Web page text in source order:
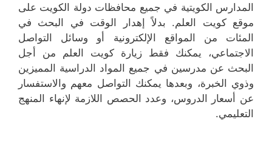
المدارس الكويتية في جميع محافظات دولة الكويت على
موقع كويت العلم. بدلاً إهدار الوقت في البحث في
المئات من المواقع الإلكترونية أو وسائل التواصل
الاجتماعي، يمكنك فقط زيارة كويت العلم من أجل
البحث عن مدرسين في جميع المواد الدراسية المميزين
وذوي الخبرة، وبعدها يمكنك التواصل معهم والاستفسار
عن أسعار الدروس، وعدد الحصص اللازمة لإنهاء المنهج
التعليمي.